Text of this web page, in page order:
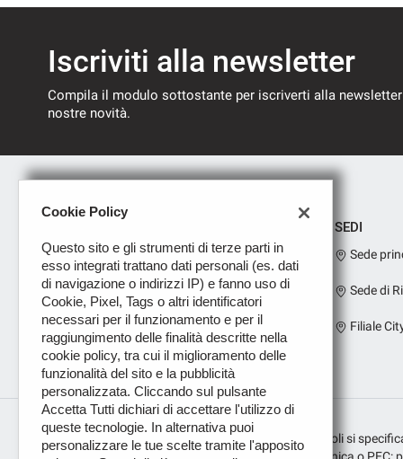
Iscriviti alla newsletter
Compila il modulo sottostante per iscriverti alla
nostre novità.
SEDI
Sede
Sede di
Filiale
Per i prodotti assicurativi sui finanziamenti dei veicoli si
Cookie Policy
Questo sito e gli strumenti di terze parti in
esso integrati trattano dati personali (es. dati
di navigazione o indirizzi IP) e fanno uso di
Cookie, Pixel, Tags o altri identificatori
necessari per il funzionamento e per il
raggiungimento delle finalità descritte nella
cookie policy, tra cui il miglioramento delle
funzionalità del sito e la pubblicità
personalizzata. Cliccando sul pulsante
Accetta Tutti dichiari di accettare l'utilizzo di
queste tecnologie. In alternativa puoi
personalizzare le tue scelte tramite l'apposito